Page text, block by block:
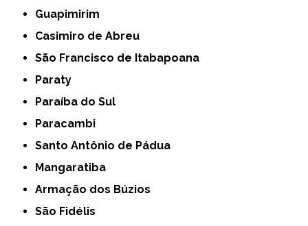
Guapimirim
Casimiro de Abreu
São Francisco de Itabapoana
Paraty
Paraíba do Sul
Paracambi
Santo Antônio de Pádua
Mangaratiba
Armação dos Búzios
São Fidélis